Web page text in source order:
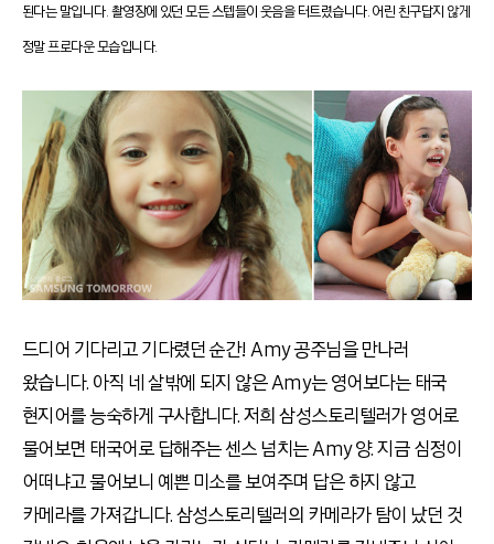
된다는 말입니다. 촬영장에 있던 모든 스텝들이 웃음을 터트렸습니다. 어린 친구답지 않게
정말 프로다운 모습입니다.
드디어 기다리고 기다렸던 순간! Amy 공주님을 만나러
왔습니다. 아직 네 살밖에 되지 않은 Amy는 영어보다는 태국
현지어를 능숙하게 구사합니다. 저희 삼성스토리텔러가 영어로
물어보면 태국어로 답해주는 센스 넘치는 Amy 양. 지금 심정이
어떠냐고 물어보니 예쁜 미소를 보여주며 답은 하지 않고
카메라를 가져갑니다. 삼성스토리텔러의 카메라가 탐이 났던 것